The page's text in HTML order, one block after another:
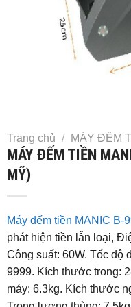
Trang chủ / MÁY ĐẾM
MÁY ĐẾM TIỀN
MỸ)
Máy đếm tiền MANIC B-
phát hiện tiền lẫn loại,
Công suất: 60W. Tốc độ
9999. Kích thước trong:
máy: 6.3kg. Kích thước